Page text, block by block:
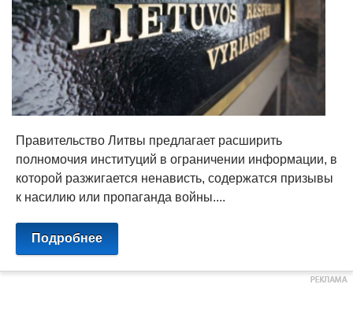
Правительство Литвы предлагает расширить
полномочия институций в ограничении информации, в
которой разжигается ненависть, содержатся призывы
к насилию или пропаганда войны....
Подробнее